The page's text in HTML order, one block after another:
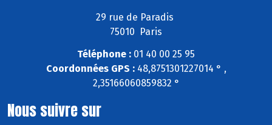
29 rue de Paradis
75010 Paris
Téléphone : 01 40 00 25 95
Coordonnées GPS :48,8751301227014 ° ,
2,35166060859832 °
Nous suivre sur